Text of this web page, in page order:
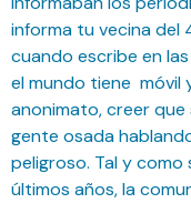
informa tu vecina del
cuando escribe en
el mundo tiene móvil
anonimato, creer
gente osada
peligroso. Tal y
últimos años, la